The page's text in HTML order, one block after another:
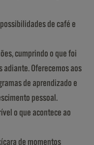
de café e
cumprindo o que foi
adiante. Oferecemos aos
de aprendizado e
pessoal.
o que acontece ao
de momentos